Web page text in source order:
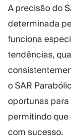
A precisão do
determinada
funciona
tendências,
o SAR
oportunas
permitindo
com sucesso.